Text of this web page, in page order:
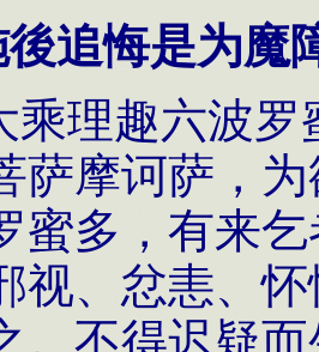
後追悔是为魔
乘理趣六波
萨摩诃萨，
蜜多，有来
视、忿恚、
。不得迟疑